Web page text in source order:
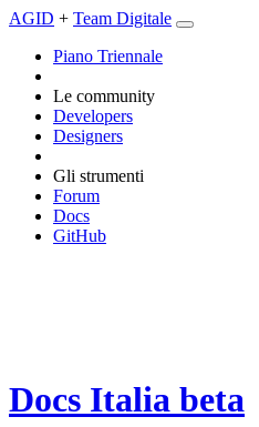
AGID + Team Digitale
Piano Triennale
Le community
Developers
Designers
Gli strumenti
Forum
Docs
GitHub
Docs Italia beta